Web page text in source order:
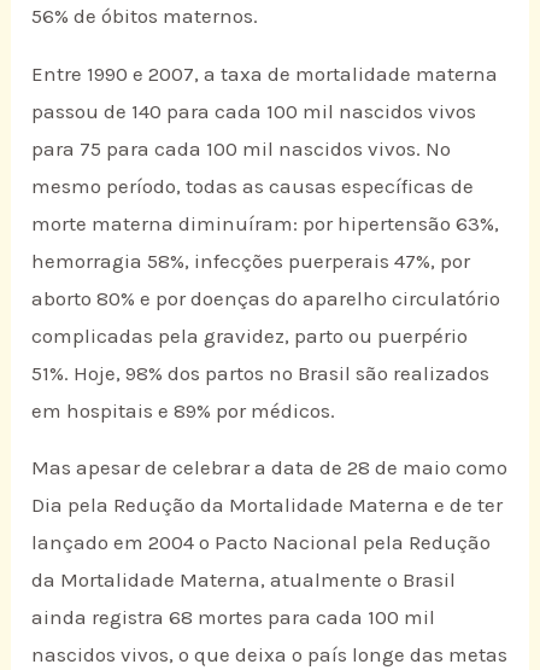
56% de óbitos maternos.
Entre 1990 e 2007, a taxa de mortalidade materna
passou de 140 para cada 100 mil nascidos vivos
para 75 para cada 100 mil nascidos vivos. No
mesmo período, todas as causas específicas de
morte materna diminuíram: por hipertensão 63%,
hemorragia 58%, infecções puerperais 47%, por
aborto 80% e por doenças do aparelho circulatório
complicadas pela gravidez, parto ou puerpério
51%. Hoje, 98% dos partos no Brasil são realizados
em hospitais e 89% por médicos.
Mas apesar de celebrar a data de 28 de maio como
Dia pela Redução da Mortalidade Materna e de ter
lançado em 2004 o Pacto Nacional pela Redução
da Mortalidade Materna, atualmente o Brasil
ainda registra 68 mortes para cada 100 mil
nascidos vivos, o que deixa o país longe das metas